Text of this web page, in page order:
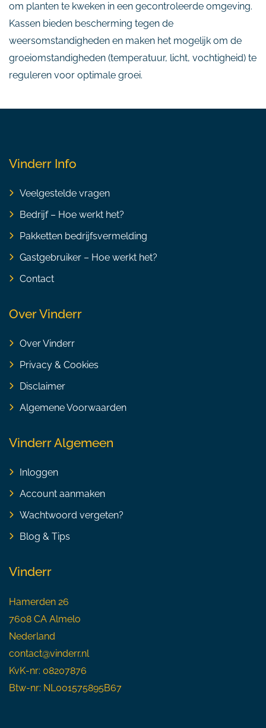
om planten te kweken in een gecontroleerde omgeving.
Kassen bieden bescherming tegen de
weersomstandigheden en maken het mogelijk om de
groeiomstandigheden (temperatuur, licht, vochtigheid) te
reguleren voor optimale groei.
Vinderr Info
Veelgestelde vragen
Bedrijf – Hoe werkt het?
Pakketten bedrijfsvermelding
Gastgebruiker – Hoe werkt het?
Contact
Over Vinderr
Over Vinderr
Privacy & Cookies
Disclaimer
Algemene Voorwaarden
Vinderr Algemeen
Inloggen
Account aanmaken
Wachtwoord vergeten?
Blog & Tips
Vinderr
Hamerden 26
7608 CA Almelo
Nederland
contact@vinderr.nl
KvK-nr: 08207876
Btw-nr: NL001575895B67